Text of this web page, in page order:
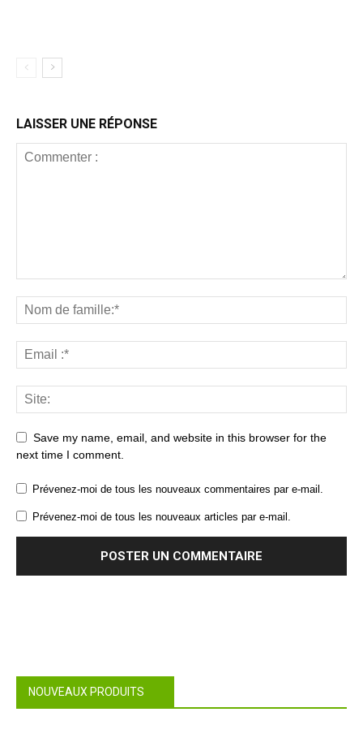
LAISSER UNE RÉPONSE
Save my name, email, and website in this browser for the
next time I comment.
Prévenez-moi de tous les nouveaux commentaires par e-mail.
Prévenez-moi de tous les nouveaux articles par e-mail.
NOUVEAUX PRODUITS